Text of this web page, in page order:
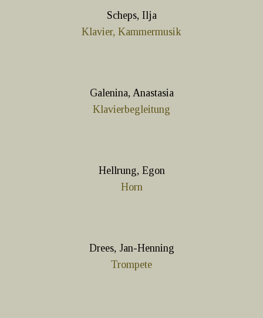
Scheps, Ilja
Klavier, Kammermusik
Galenina, Anastasia
Klavierbegleitung
Hellrung, Egon
Horn
Drees, Jan-Henning
Trompete